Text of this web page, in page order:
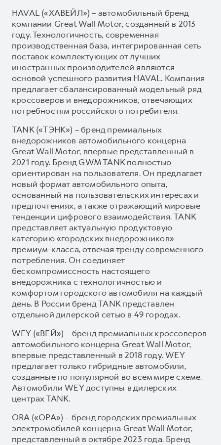
HAVAL («ХАВЕЙЛ») – автомобильный бренд
компании Great Wall Motor, созданный в 2013
году. Технологичность, современная
производственная база, интегрированная сеть
поставок комплектующих от лучших
иностранных производителей являются
основой успешного развития HAVAL. Компания
предлагает сбалансированный модельный ряд
кроссоверов и внедорожников, отвечающих
потребностям российского потребителя.
TANK («ТЭНК») – бренд премиальных
внедорожников автомобильного концерна
Great Wall Motor, впервые представленный в
2021 году. Бренд GWM TANK полностью
ориентирован на пользователя. Он предлагает
новый формат автомобильного опыта,
основанный на пользовательских интересах и
предпочтениях, а также отражающий мировые
тенденции цифрового взаимодействия. TANK
представляет актуальную продуктовую
категорию «городских внедорожников»
премиум-класса, отвечая тренду современного
потребления. Он соединяет
бескомпромиссность настоящего
внедорожника с технологичностью и
комфортом городского автомобиля на каждый
день. В России бренд TANK представлен
отдельной дилерской сетью в 49 городах.
WEY («ВЕЙ») – бренд премиальных кроссоверов
автомобильного концерна Great Wall Motor,
впервые представленный в 2018 году. WEY
предлагает только гибридные автомобили,
созданные по популярной во всем мире схеме.
Автомобили WEY доступны в дилерских
центрах TANK.
ORA («ОРА») – бренд городских премиальных
электромобилей концерна Great Wall Motor,
представленный в октябре 2023 года. Бренд